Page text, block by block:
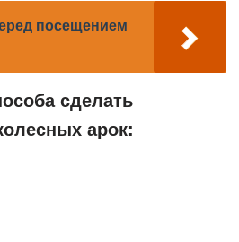
посещением
сделать
арок: